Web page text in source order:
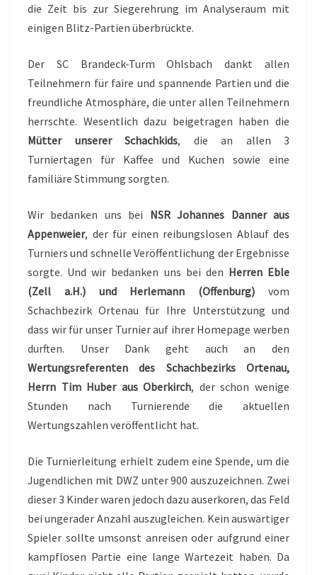
die Zeit bis zur Siegerehrung im Analyseraum mit
einigen Blitz-Partien überbrückte.
Der SC Brandeck-Turm Ohlsbach dankt allen
Teilnehmern für faire und spannende Partien und die
freundliche Atmosphäre, die unter allen Teilnehmern
herrschte. Wesentlich dazu beigetragen haben die
Mütter unserer Schachkids, die an allen 3
Turniertagen für Kaffee und Kuchen sowie eine
familiäre Stimmung sorgten.
Wir bedanken uns bei NSR Johannes Danner aus
Appenweier, der für einen reibungslosen Ablauf des
Turniers und schnelle Veröffentlichung der Ergebnisse
sorgte. Und wir bedanken uns bei den Herren Eble
(Zell a.H.) und Herlemann (Offenburg) vom
Schachbezirk Ortenau für Ihre Unterstützung und
dass wir für unser Turnier auf ihrer Homepage werben
durften. Unser Dank geht auch an den
Wertungsreferenten des Schachbezirks Ortenau,
Herrn Tim Huber aus Oberkirch, der schon wenige
Stunden nach Turnierende die aktuellen
Wertungszahlen veröffentlicht hat.
Die Turnierleitung erhielt zudem eine Spende, um die
Jugendlichen mit DWZ unter 900 auszuzeichnen. Zwei
dieser 3 Kinder waren jedoch dazu auserkoren, das Feld
bei ungerader Anzahl auszugleichen. Kein auswärtiger
Spieler sollte umsonst anreisen oder aufgrund einer
kampflosen Partie eine lange Wartezeit haben. Da